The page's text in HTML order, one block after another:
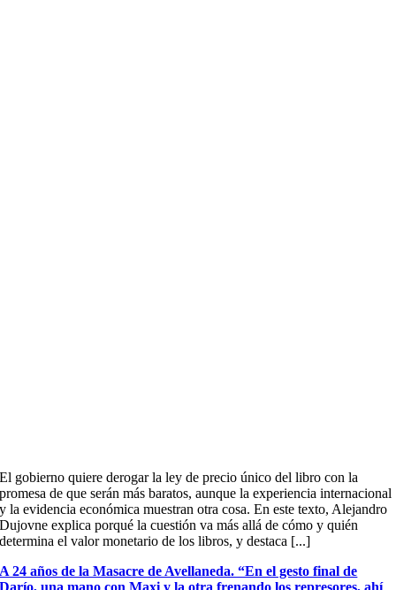
El gobierno quiere derogar la ley de precio único del libro con la
promesa de que serán más baratos, aunque la experiencia internacional
y la evidencia económica muestran otra cosa. En este texto, Alejandro
Dujovne explica porqué la cuestión va más allá de cómo y quién
determina el valor monetario de los libros, y destaca [...]
A 24 años de la Masacre de Avellaneda. “En el gesto final de
Darío, una mano con Maxi y la otra frenando los represores, ahí